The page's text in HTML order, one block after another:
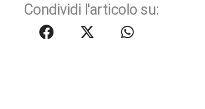
Condividi l'articolo su: